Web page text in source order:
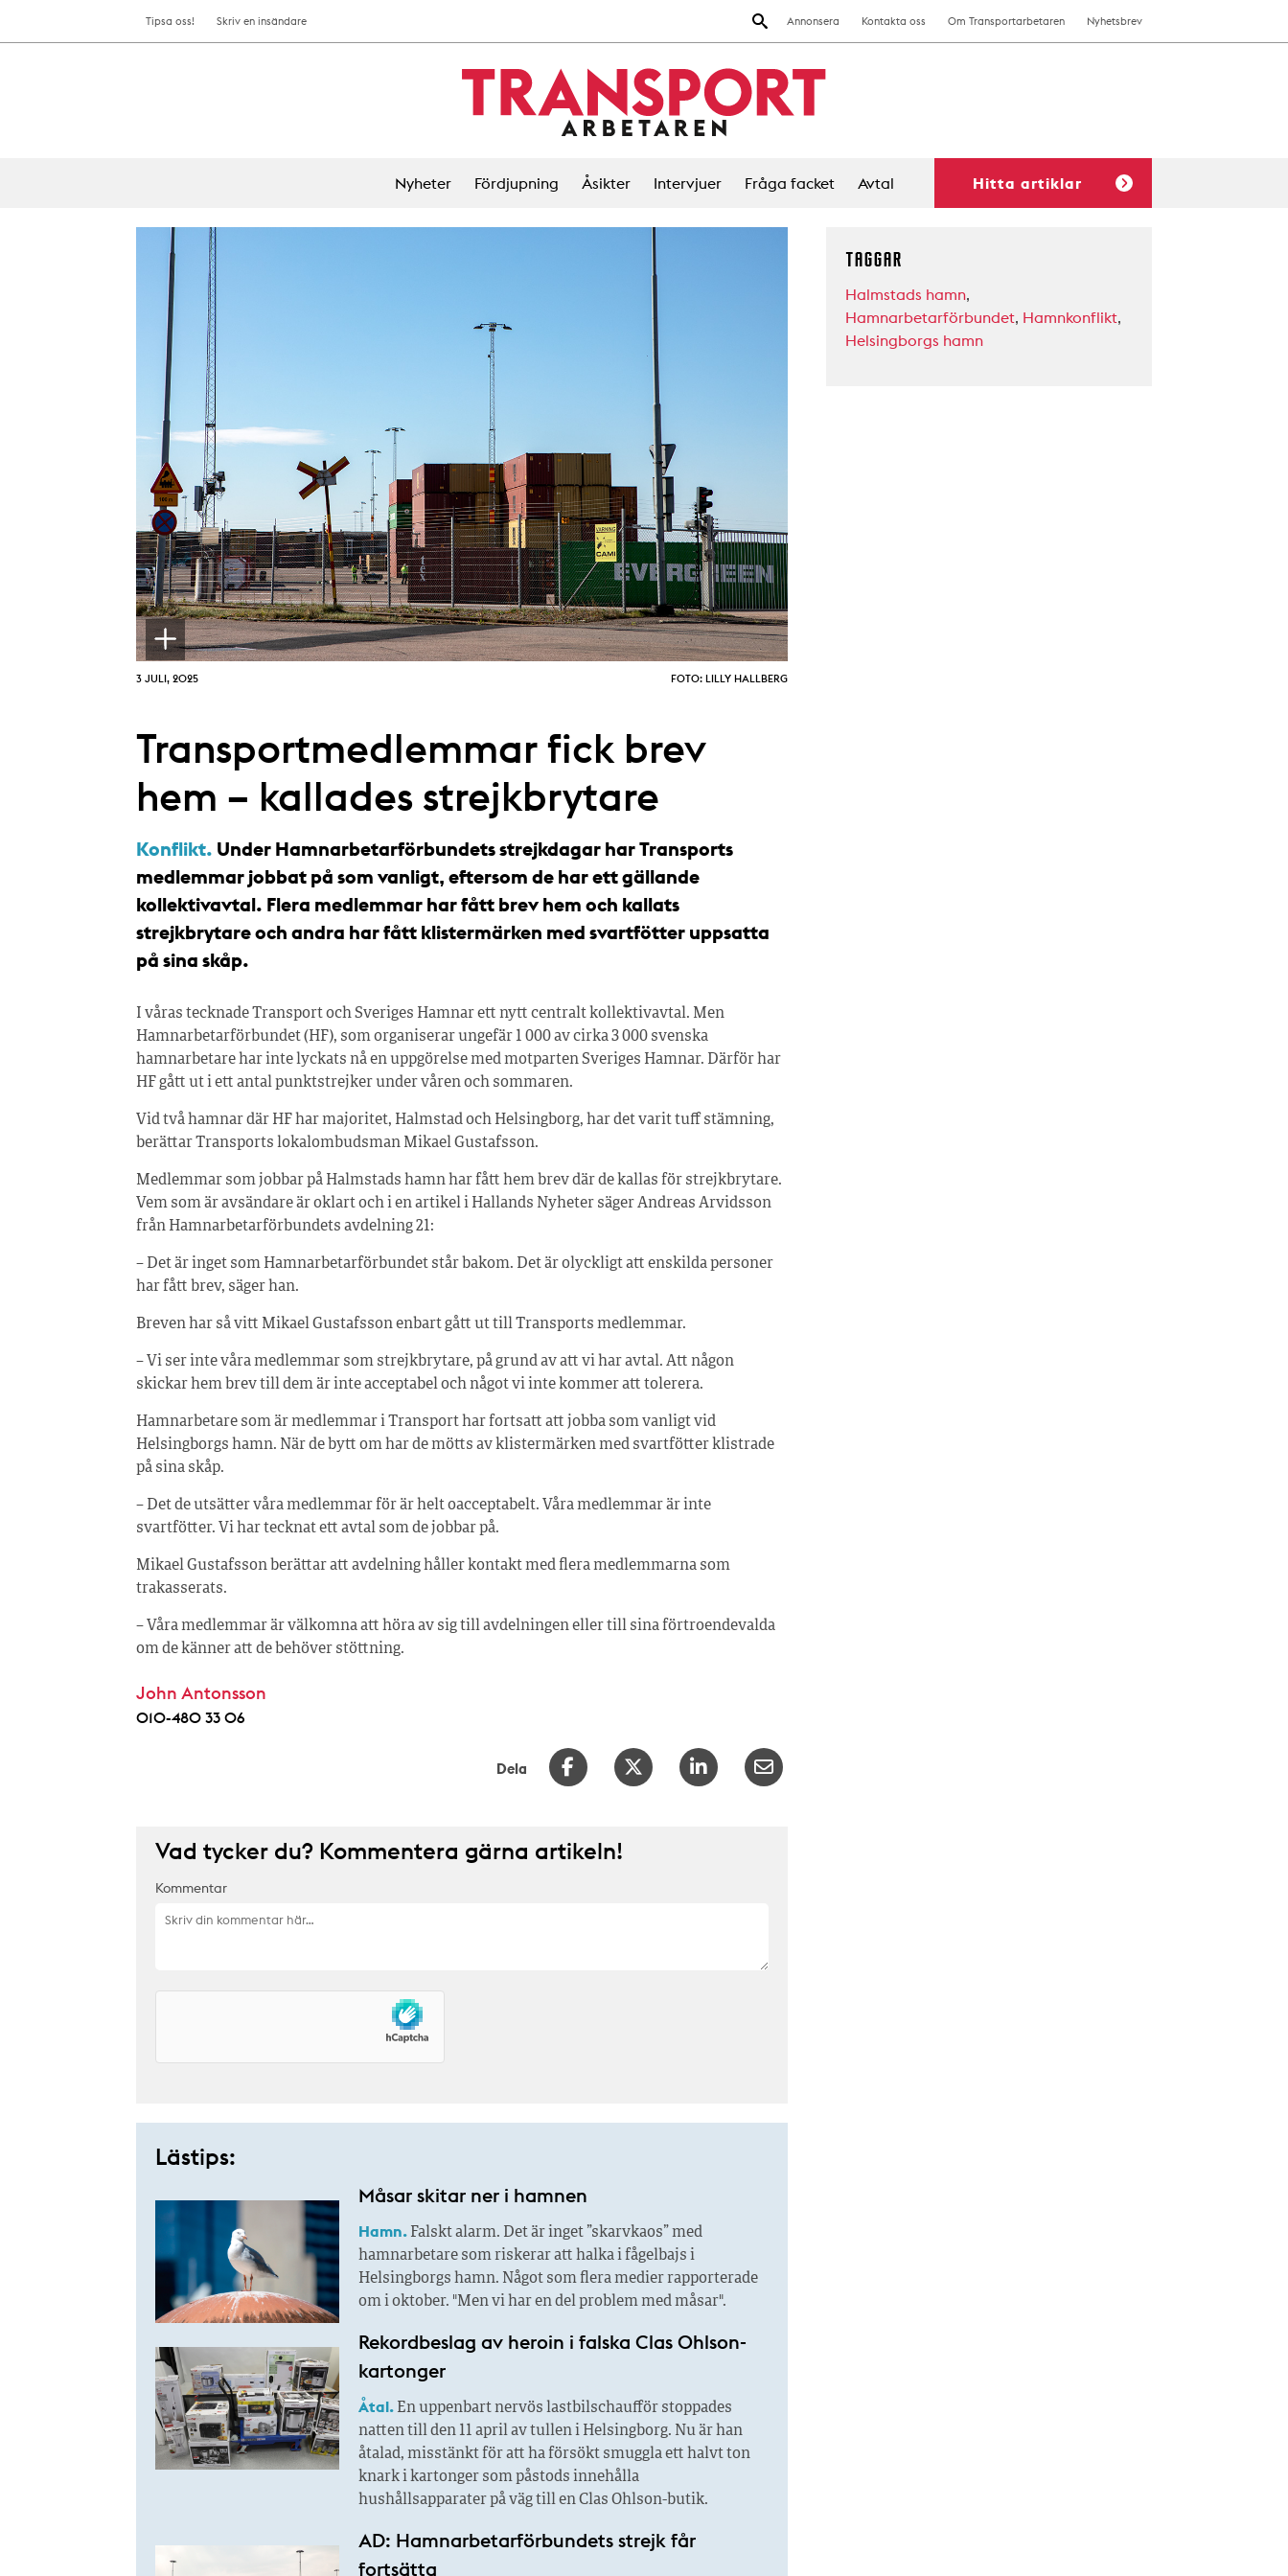
Annonsera Kontakta oss Om Transportarbetaren Nyhetsbrev
Tipsa oss! Skriv en insändare
Nyheter Fördjupning Åsikter Intervjuer Fråga facket Avtal Hitta artiklar
3 JULI, 2025 FOTO: LILLY HALLBERG
Transportmedlemmar fick brev
hem – kallades strejkbrytare
Konflikt. Under Hamnarbetarförbundets strejkdagar har Transports
medlemmar jobbat på som vanligt, eftersom de har ett gällande
kollektivavtal. Flera medlemmar har fått brev hem och kallats
strejkbrytare och andra har fått klistermärken med svartfötter uppsatta
på sina skåp.
I våras tecknade Transport och Sveriges Hamnar ett nytt centralt kollektivavtal. Men
Hamnarbetarförbundet (HF), som organiserar ungefär 1 000 av cirka 3 000 svenska
hamnarbetare har inte lyckats nå en uppgörelse med motparten Sveriges Hamnar. Därför har
HF gått ut i ett antal punktstrejker under våren och sommaren.
Vid två hamnar där HF har majoritet, Halmstad och Helsingborg, har det varit tuff stämning,
berättar Transports lokalombudsman Mikael Gustafsson.
Medlemmar som jobbar på Halmstads hamn har fått hem brev där de kallas för strejkbrytare.
Vem som är avsändare är oklart och i en artikel i Hallands Nyheter säger Andreas Arvidsson
från Hamnarbetarförbundets avdelning 21:
– Det är inget som Hamnarbetarförbundet står bakom. Det är olyckligt att enskilda personer
har fått brev, säger han.
Breven har så vitt Mikael Gustafsson enbart gått ut till Transports medlemmar.
– Vi ser inte våra medlemmar som strejkbrytare, på grund av att vi har avtal. Att någon
skickar hem brev till dem är inte acceptabel och något vi inte kommer att tolerera.
Hamnarbetare som är medlemmar i Transport har fortsatt att jobba som vanligt vid
Helsingborgs hamn. När de bytt om har de mötts av klistermärken med svartfötter klistrade
på sina skåp.
– Det de utsätter våra medlemmar för är helt oacceptabelt. Våra medlemmar är inte
svartfötter. Vi har tecknat ett avtal som de jobbar på.
Mikael Gustafsson berättar att avdelning håller kontakt med flera medlemmarna som
trakasserats.
– Våra medlemmar är välkomna att höra av sig till avdelningen eller till sina förtroendevalda
om de känner att de behöver stöttning.
John Antonsson
010-480 33 06
Dela
Vad tycker du? Kommentera gärna artikeln!
Kommentar
Lästips:
Måsar skitar ner i hamnen
Hamn.Falskt alarm. Det är inget ”skarvkaos” med
hamnarbetare som riskerar att halka i fågelbajs i
Helsingborgs hamn. Något som flera medier rapporterade
om i oktober. "Men vi har en del problem med måsar".
Rekordbeslag av heroin i falska Clas Ohlson-
kartonger
Åtal.En uppenbart nervös lastbilschaufför stoppades
natten till den 11 april av tullen i Helsingborg. Nu är han
åtalad, misstänkt för att ha försökt smuggla ett halvt ton
knark i kartonger som påstods innehålla
hushållsapparater på väg till en Clas Ohlson-butik.
AD: Hamnarbetarförbundets strejk får
fortsätta
TAGGAR
Halmstads hamn,
Hamnarbetarförbundet, Hamnkonflikt,
Helsingborgs hamn